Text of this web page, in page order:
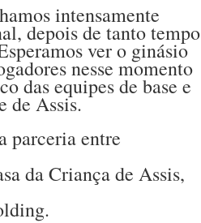
intensamente
depois de tanto tempo
ver o ginásio
nesse momento
das equipes de base e
de Assis.
parceria entre
da Criança de Assis,